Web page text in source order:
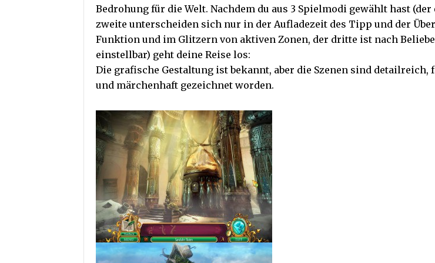
Bedrohung für die Welt. Nachdem du aus 3 Spielmodi gewählt hast (der
zweite unterscheiden sich nur in der Aufladezeit des Tipp und der
Funktion und im Glitzern von aktiven Zonen, der dritte ist nach
einstellbar) geht deine Reise los:
Die grafische Gestaltung ist bekannt, aber die Szenen sind detailreich,
und märchenhaft gezeichnet worden.